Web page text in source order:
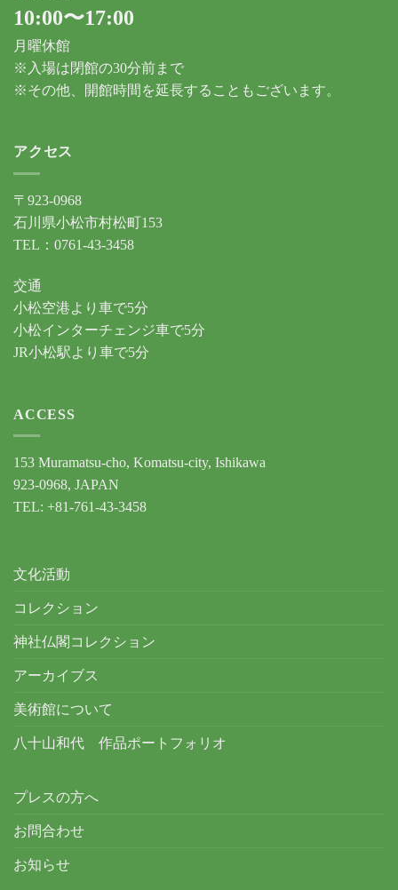
10:00〜17:00
月曜休館
※入場は閉館の30分前まで
※その他、開館時間を延長することもございます。
アクセス
〒923-0968
石川県小松市村松町153
TEL：0761-43-3458
交通
小松空港より車で5分
小松インターチェンジ車で5分
JR小松駅より車で5分
ACCESS
153 Muramatsu-cho, Komatsu-city, Ishikawa
923-0968, JAPAN
TEL: +81-761-43-3458
文化活動
コレクション
神社仏閣コレクション
アーカイブス
美術館について
八十山和代 作品ポートフォリオ
プレスの方へ
お問合わせ
お知らせ